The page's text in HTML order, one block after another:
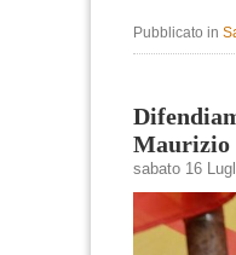
Pubblicato in
Maurizio
sabato 16